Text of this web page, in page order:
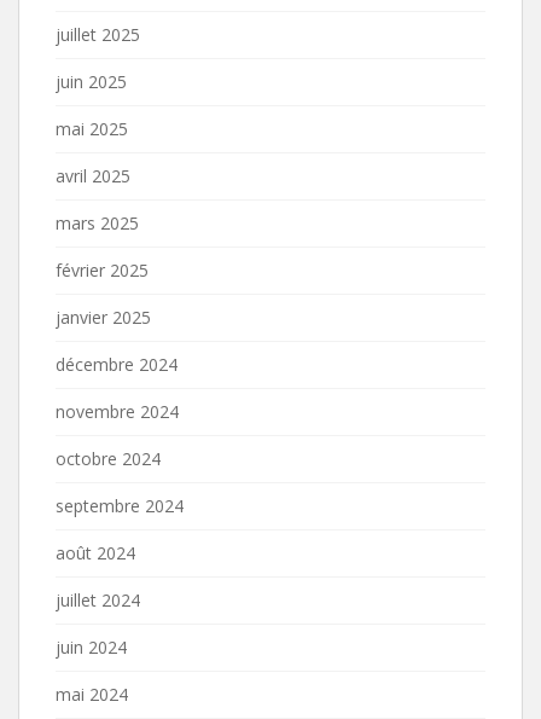
juillet 2025
juin 2025
mai 2025
avril 2025
mars 2025
février 2025
janvier 2025
décembre 2024
novembre 2024
octobre 2024
septembre 2024
août 2024
juillet 2024
juin 2024
mai 2024